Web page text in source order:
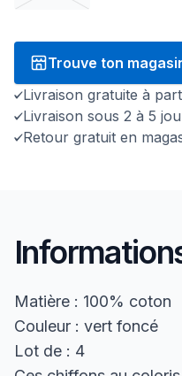
Trouve ton
Livraison gratuite à
Livraison sous 2 à 5
Retour gratuit en
Matière : 100% coton
Couleur : vert foncé
Lot de : 4